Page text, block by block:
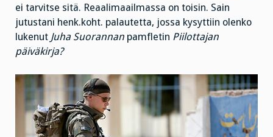
ei tarvitse sitä. Reaalimaailmassa on toisin. Sain
jutustani henk.koht. palautetta, jossa kysyttiin olenko
lukenut Juha Suorannan pamfletin Piilottajan
päiväkirja?